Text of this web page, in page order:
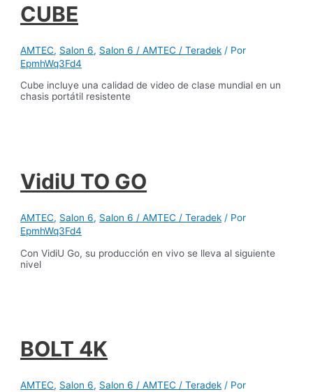
CUBE
AMTEC, Salon 6, Salon 6 / AMTEC / Teradek / Por
EpmhWq3Fd4
Cube incluye una calidad de video de clase mundial en un
chasis portátil resistente
VidiU TO GO
AMTEC, Salon 6, Salon 6 / AMTEC / Teradek / Por
EpmhWq3Fd4
Con VidiU Go, su producción en vivo se lleva al siguiente
nivel
BOLT 4K
AMTEC, Salon 6, Salon 6 / AMTEC / Teradek / Por